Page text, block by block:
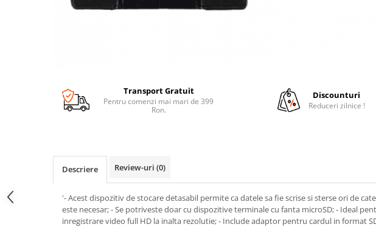
Transport Gratuit
Pentru comenzi mai mari de 399
Ron.
Discounturi
Reduceri zilnice !
Descriere Review-uri (0)
'- Acest dispozitiv de stocare detasabil permite ca datele sa fie scrise si sterse ori de
este necesar; - Se potriveste doar cu dispozitive terminale cu fanta microSD; - Ideal
inregistrare video full HD la inalta rezolutie; - Include adaptor pentru cardul in format